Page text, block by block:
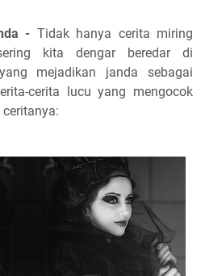
- Tidak hanya cerita miring
kita dengar beredar di
mejadikan janda sebagai
cerita lucu yang mengocok